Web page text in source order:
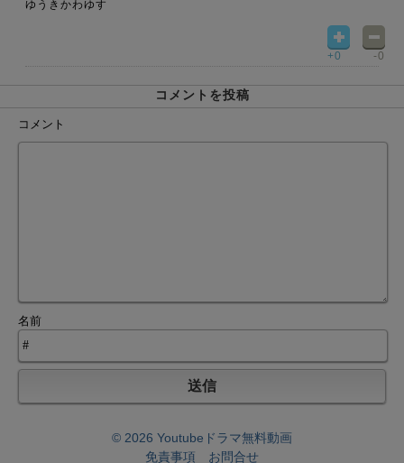
ゆうきかわゆす
+0 -0
コメントを投稿
コメント
名前
© 2026 Youtubeドラマ無料動画
免責事項
お問合せ